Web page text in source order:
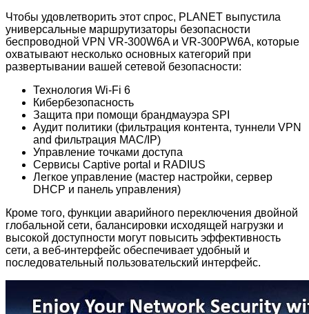
Чтобы удовлетворить этот спрос, PLANET выпустила
универсальные маршрутизаторы безопасности
беспроводной VPN VR-300W6A и VR-300PW6A, которые
охватывают несколько основных категорий при
развертывании вашей сетевой безопасности:
Технология Wi-Fi 6
Кибербезопасность
Защита при помощи брандмауэра SPI
Аудит политики (фильтрация контента, туннели VPN
and фильтрация MAC/IP)
Управление точками доступа
Сервисы Captive portal и RADIUS
Легкое управление (мастер настройки, сервер
DHCP и панель управления)
Кроме того, функции аварийного переключения двойной
глобальной сети, балансировки исходящей нагрузки и
высокой доступности могут повысить эффективность
сети, а веб-интерфейс обеспечивает удобный и
последовательный пользовательский интерфейс.